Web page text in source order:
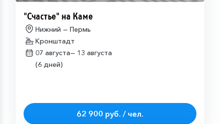
"Счастье" на Каме
Нижний — Пермь
Кронштадт
07 августа— 13 августа
(6 дней)
62 900 руб. / чел.